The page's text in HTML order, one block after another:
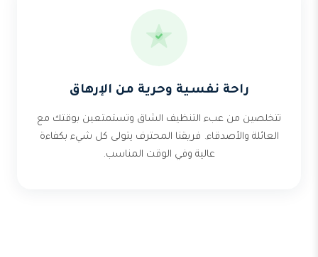
راحة نفسية وحرية من الإرهاق
تتخلصين من عبء التنظيف الشاق وتستمتعين بوقتك مع
العائلة والأصدقاء. فريقنا المحترف يتولى كل شيء بكفاءة
عالية وفي الوقت المناسب.